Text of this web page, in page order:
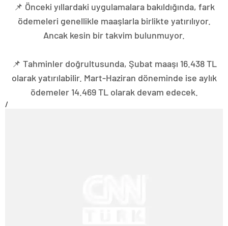
📌 Önceki yıllardaki uygulamalara bakıldığında, fark
ödemeleri genellikle maaşlarla birlikte yatırılıyor.
Ancak kesin bir takvim bulunmuyor.
📌 Tahminler doğrultusunda, Şubat maaşı 16.438 TL
olarak yatırılabilir. Mart-Haziran döneminde ise aylık
ödemeler 14.469 TL olarak devam edecek.
/